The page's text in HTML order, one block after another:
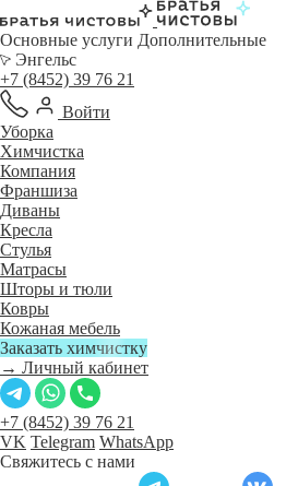
Основные услуги Дополнительные
Энгельс
+7 (8452) 39 76 21
Войти
Уборка
Химчистка
Компания
Франшиза
Диваны
Кресла
Стулья
Матрасы
Шторы и тюли
Ковры
Кожаная мебель
Заказать химчистку
→ Личный кабинет
+7 (8452) 39 76 21
VK Telegram WhatsApp
Свяжитесь с нами